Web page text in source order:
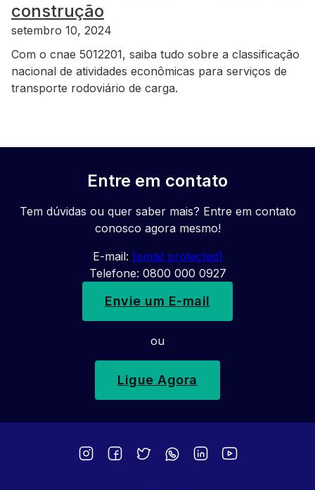
construção
setembro 10, 2024
Com o cnae 5012201, saiba tudo sobre a classificação
nacional de atividades econômicas para serviços de
transporte rodoviário de carga.
Entre em contato
Tem dúvidas ou quer saber mais? Entre em contato
conosco agora mesmo!
E-mail: [email protected]
Telefone: 0800 000 0927
Envie um E-mail
ou
Ligue Agora